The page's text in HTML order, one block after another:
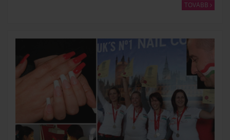
TOVÁBB